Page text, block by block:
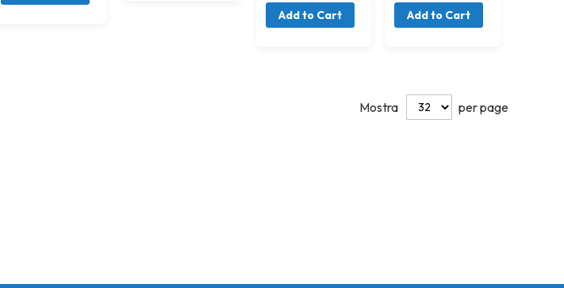
Add to Cart Add to Cart
Mostra per page